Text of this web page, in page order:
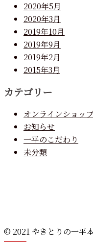
2020年5月
2020年3月
2019年10月
2019年9月
2019年2月
2015年3月
カテゴリー
オンラインショッ
お知らせ
一平のこだわり
未分類
© 2021 やきとりの一平